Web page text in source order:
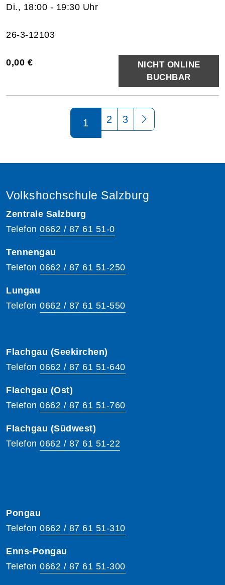
Di., 18:00 - 19:30 Uhr
26-3-12103
0,00 €
NICHT ONLINE
BUCHBAR
1 2 3
Volkshochschule Salzburg
Zentrale Salzburg
Telefon 0662 / 87 61 51-0
Tennengau
Telefon 0662 / 87 61 51-250
Lungau
Telefon 0662 / 87 61 51-550
Flachgau (Seekirchen)
Telefon 0662 / 87 61 51-640
Flachgau (Ost)
Telefon 0662 / 87 61 51-760
Flachgau (Südwest)
Telefon 0662 / 87 61 51-22
Pongau
Telefon 0662 / 87 61 51-310
Enns-Pongau
Telefon 0662 / 87 61 51-300